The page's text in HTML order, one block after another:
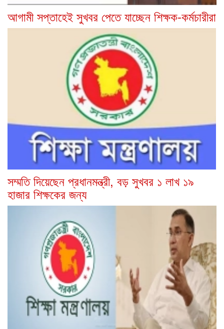
আগামী সপ্তাহেই সুখবর পেতে যাচ্ছেন শিক্ষক-কর্মচারীরা
সম্মতি দিয়েছেন প্রধানমন্ত্রী, বড় সুখবর ১ লাখ ১৯
হাজার শিক্ষকের জন্য